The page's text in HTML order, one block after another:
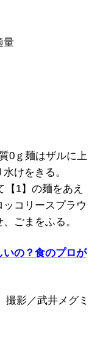
量
0ｇ麺はザルに上
けをきる。
【1】の麺をあえ
コリースプラウ
ごまをふる。
の？食のプロが
撮影／武井メグミ